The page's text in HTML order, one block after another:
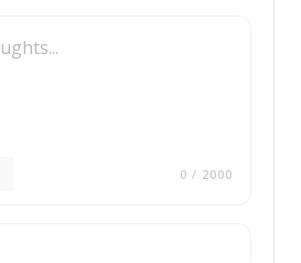
0 / 2000